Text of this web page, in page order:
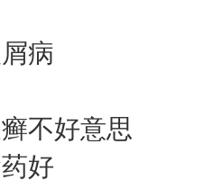
病
不好意思
好